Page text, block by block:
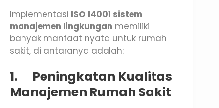
Implementasi ISO 14001 sistem
manajemen lingkungan memiliki
banyak manfaat nyata untuk rumah
sakit, di antaranya adalah:
1. Peningkatan Kualitas
Manajemen Rumah Sakit